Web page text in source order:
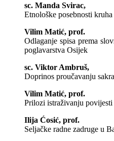
sc. Manda Svirac,
Etnološke posebnosti
Vilim Matić, prof.
Odlaganje spisa prema
poglavarstva Osijek
sc. Viktor Ambruš,
Doprinos proučavanju
Vilim Matić, prof.
Prilozi istraživanju
Ilija Ćosić, prof.
Seljačke radne zadruge u